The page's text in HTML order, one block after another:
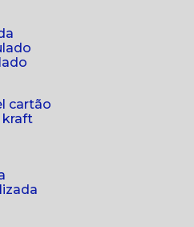
cartão
kraft